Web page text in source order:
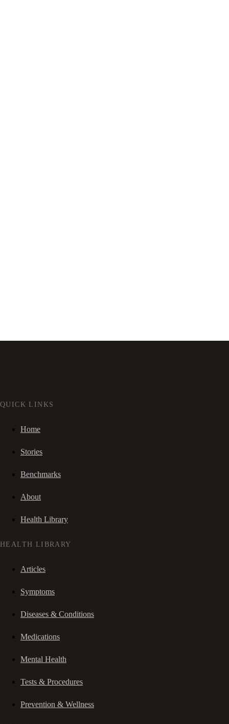
QUICK LINKS
Home
Stories
Benchmarks
About
Health Library
HEALTH LIBRARY
Articles
Symptoms
Diseases & Conditions
Medications
Mental Health
Tests & Procedures
Prevention & Wellness